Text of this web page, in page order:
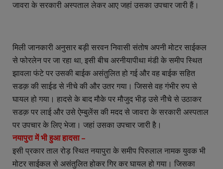
जावरा के सरकारी अस्पताल लेकर आए जहां उसका उपचार जारी हैं।
मिली जानकारी अनुसार बड़ी सरवन निवासी संतोष अपनी मोटर साईकल
से फोरलेन पर जा रहा था, इसी बीच अरनीयापीथा मंडी के समीप स्थित
झावला फंटे पर उसकी बाईक असंतुलित हो गई और वह बाईक सहित
सडक़ की साईड से नीचे की और उतर गया। जिससे वह गंभीर रुप से
घायल हो गया। हादसे के बाद मौके पर मौजुद भीड़ उसे नीेचे से उठाकर
सडक़ पर लाई और उसे ऐम्बुलेंस की मदद से जावरा के सरकारी अस्पताल
पर उपचार के लिए भेजा। जहां उसका उपचार जारी है।
नयापुरा में भी हुआ हादसा –
इसी प्रकार ताल रोड़ स्थित नयापुरा के समीप पिरुलाल नामक युवक भी
मोटर साईकल से असंतुलित होकर गिर कर घायल हो गया। जिसका